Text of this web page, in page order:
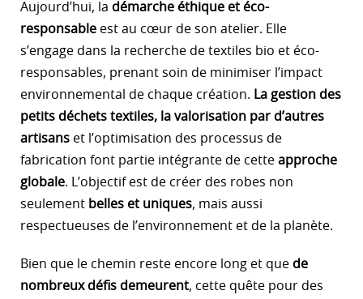
Aujourd’hui, la démarche éthique et éco-
responsable est au cœur de son atelier. Elle
s’engage dans la recherche de textiles bio et éco-
responsables, prenant soin de minimiser l’impact
environnemental de chaque création. La gestion des
petits déchets textiles, la valorisation par d’autres
artisans et l’optimisation des processus de
fabrication font partie intégrante de cette approche
globale. L’objectif est de créer des robes non
seulement belles et uniques, mais aussi
respectueuses de l’environnement et de la planète.
Bien que le chemin reste encore long et que de
nombreux défis demeurent, cette quête pour des